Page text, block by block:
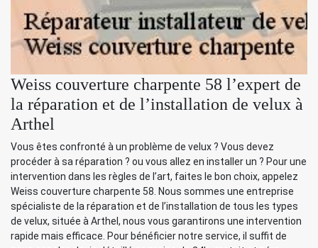
Weiss couverture charpente 58 l’expert de
la réparation et de l’installation de velux à
Arthel
Vous êtes confronté à un problème de velux ? Vous devez
procéder à sa réparation ? ou vous allez en installer un ? Pour une
intervention dans les règles de l’art, faites le bon choix, appelez
Weiss couverture charpente 58. Nous sommes une entreprise
spécialiste de la réparation et de l’installation de tous les types
de velux, située à Arthel, nous vous garantirons une intervention
rapide mais efficace. Pour bénéficier notre service, il suffit de